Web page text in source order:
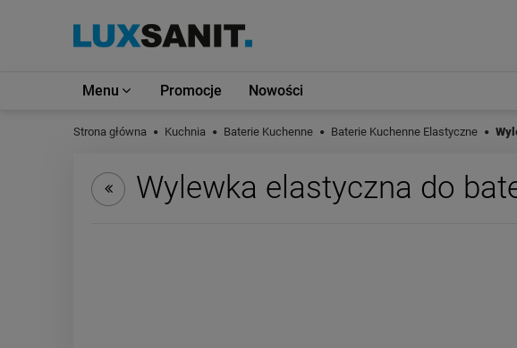
Menu Promocje Nowości
Strona główna Kuchnia Baterie Kuchenne Baterie Kuchenne Elastyczne
Wylewka elastyczna do